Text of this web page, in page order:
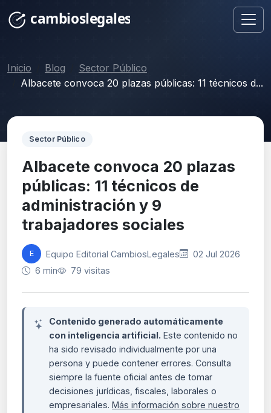
Inicio Blog
Sector Público
Albacete convoca 20 plazas públicas: 11 técnicos d...
Sector Público
Albacete convoca 20 plazas
públicas: 11 técnicos de
administración y 9
trabajadores sociales
E Equipo Editorial CambiosLegales
02 Jul 2026
6 min
79 visitas
Contenido generado automáticamente
con inteligencia artificial. Este contenido no
ha sido revisado individualmente por una
persona y puede contener errores. Consulta
siempre la fuente oficial antes de tomar
decisiones jurídicas, fiscales, laborales o
empresariales. Más información sobre nuestro